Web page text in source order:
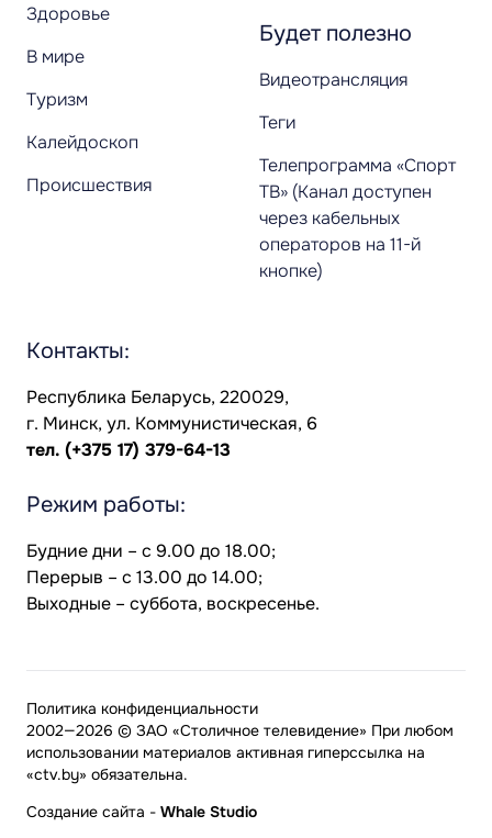
Здоровье
В мире
Туризм
Калейдоскоп
Происшествия
Будет полезно
Видеотрансляция
Теги
Телепрограмма «Спорт
ТВ» (Канал доступен
через кабельных
операторов на 11-й
кнопке)
Контакты:
Республика Беларусь, 220029,
г. Минск, ул. Коммунистическая, 6
тел. (+375 17) 379-64-13
Режим работы:
Будние дни – с 9.00 до 18.00;
Перерыв – с 13.00 до 14.00;
Выходные – суббота, воскресенье.
2002—2026 © ЗАО «Столичное телевидение» При любом
использовании материалов активная гиперссылка на
«ctv.by» обязательна.
Политика конфиденциальности
Создание сайта - Whale Studio